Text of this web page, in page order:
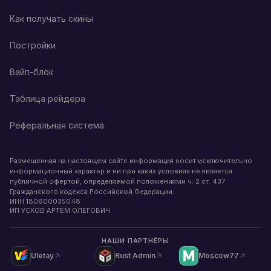
Как получать скины
Постройки
Вайп-блок
Таблица рейдера
Реферальная система
Размещенная на настоящем сайте информация носит исключительно
информационный характер и ни при каких условиях не является
публичной офертой, определяемой положениями ч. 2 ст. 437
Гражданского кодекса Российской Федерации.
ИНН 180600035048
ИП УСКОВ АРТЕМ ОЛЕГОВИЧ
НАШИ ПАРТНЁРЫ
Uletay Rust Admin Moscow77